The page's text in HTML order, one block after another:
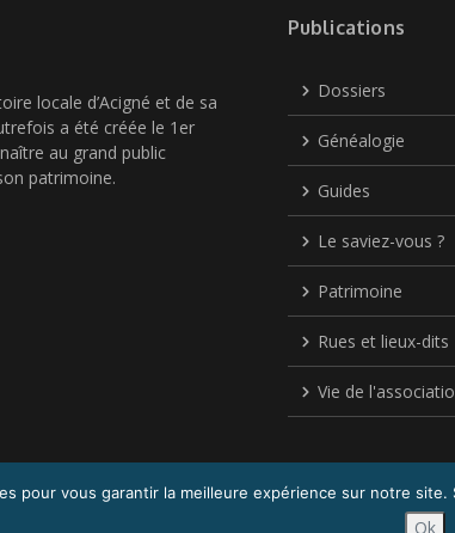
locale d’Acigné et de sa
a été créée le 1er
au grand public
patrimoine.
Publications
Dossiers
Généalogie
Guides
Le saviez-vous ?
Patrimoine
Rues et lieux-dits
Vie de
Copyright © 2026
pour vous garantir la meilleure expérience sur notre
Ok